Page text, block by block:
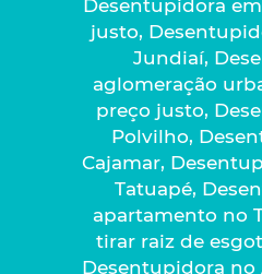
Desentupidora
justo,
Jundiaí,
aglomeração
preço justo,
Polvilho,
Cajamar,
Tatuapé,
apartamento no
tirar raiz de
Desentupidora no